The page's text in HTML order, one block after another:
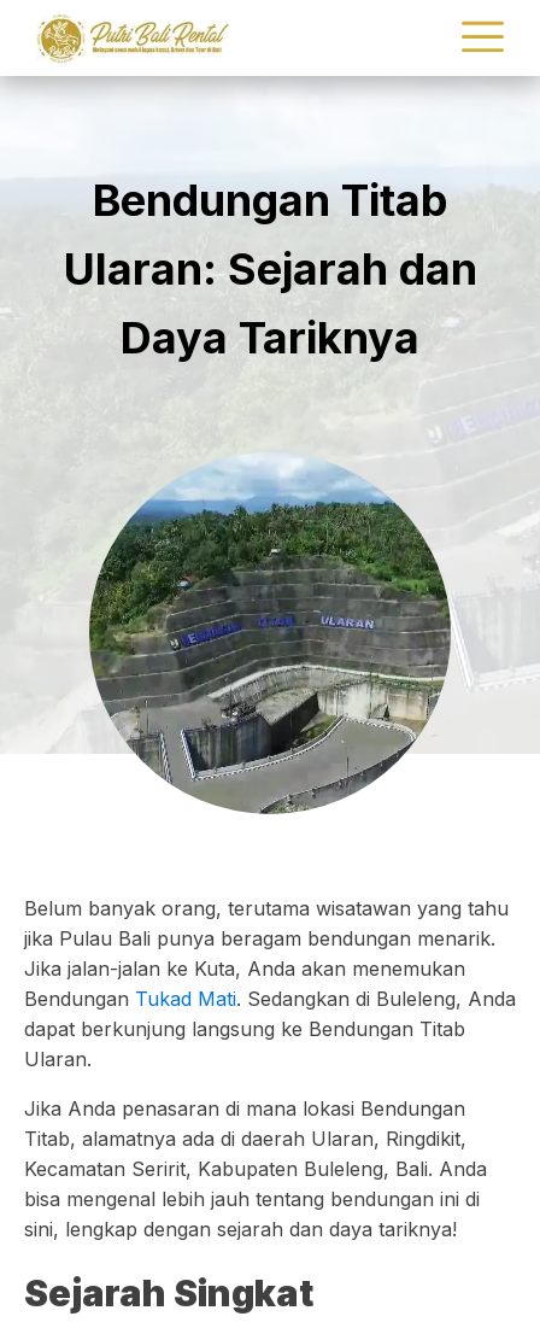
Bendungan Titab
Ularan: Sejarah dan
Daya Tariknya
Belum banyak orang, terutama wisatawan yang tahu
jika Pulau Bali punya beragam bendungan menarik.
Jika jalan-jalan ke Kuta, Anda akan menemukan
Bendungan Tukad Mati. Sedangkan di Buleleng, Anda
dapat berkunjung langsung ke Bendungan Titab
Ularan.
Jika Anda penasaran di mana lokasi Bendungan
Titab, alamatnya ada di daerah Ularan, Ringdikit,
Kecamatan Seririt, Kabupaten Buleleng, Bali. Anda
bisa mengenal lebih jauh tentang bendungan ini di
sini, lengkap dengan sejarah dan daya tariknya!
Sejarah Singkat